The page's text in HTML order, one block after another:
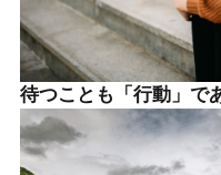
待つことも「行動」で